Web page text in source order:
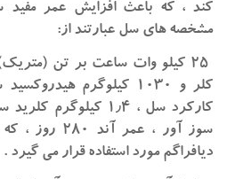
کند ، که باعث افزایش عمر
مشخصه های سل عبارتند از:
کلر و ۱۰۳۰ کیلوگرم
کارکرد سل ، ۱٫۴
دیافراگم مورد استفاده قرار می گیرد .